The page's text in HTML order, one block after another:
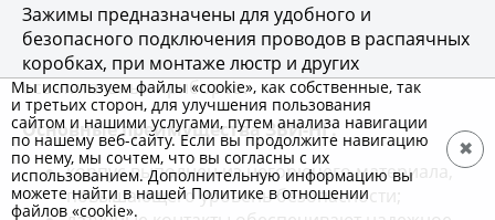
Зажимы предназначены для удобного и
безопасного подключения проводов в распаячных
коробках, при монтаже люстр и других
осветительных приборов.
Основные преимущества ЗВИ-НГ:
корпус выполнен из негорючего материала,
повышающего уровень безопасности;
Мы используем файлы «cookie», как собственные, так
и третьих сторон, для улучшения пользования
сайтом и нашими услугами, путем анализа навигации
по нашему веб-сайту. Если вы продолжите навигацию
по нему, мы сочтем, что вы согласны с их
использованием. Дополнительную информацию вы
можете найти в нашей Политике в отношении
файлов «cookie».
✖